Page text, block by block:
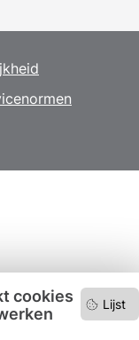
Lijst
cookies